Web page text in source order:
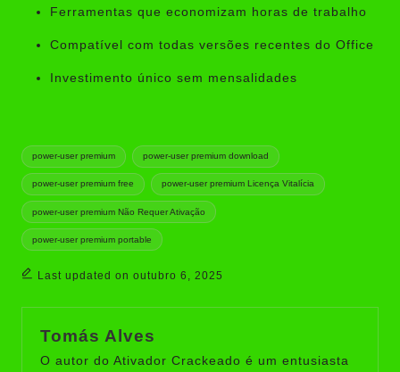
Ferramentas que economizam horas de trabalho
Compatível com todas versões recentes do Office
Investimento único sem mensalidades
Tags:
power-user premium power-user premium download
power-user premium free power-user premium Licença Vitalícia
power-user premium Não Requer Ativação
power-user premium portable
Last updated on outubro 6, 2025
Tomás Alves
O autor do Ativador Crackeado é um entusiasta